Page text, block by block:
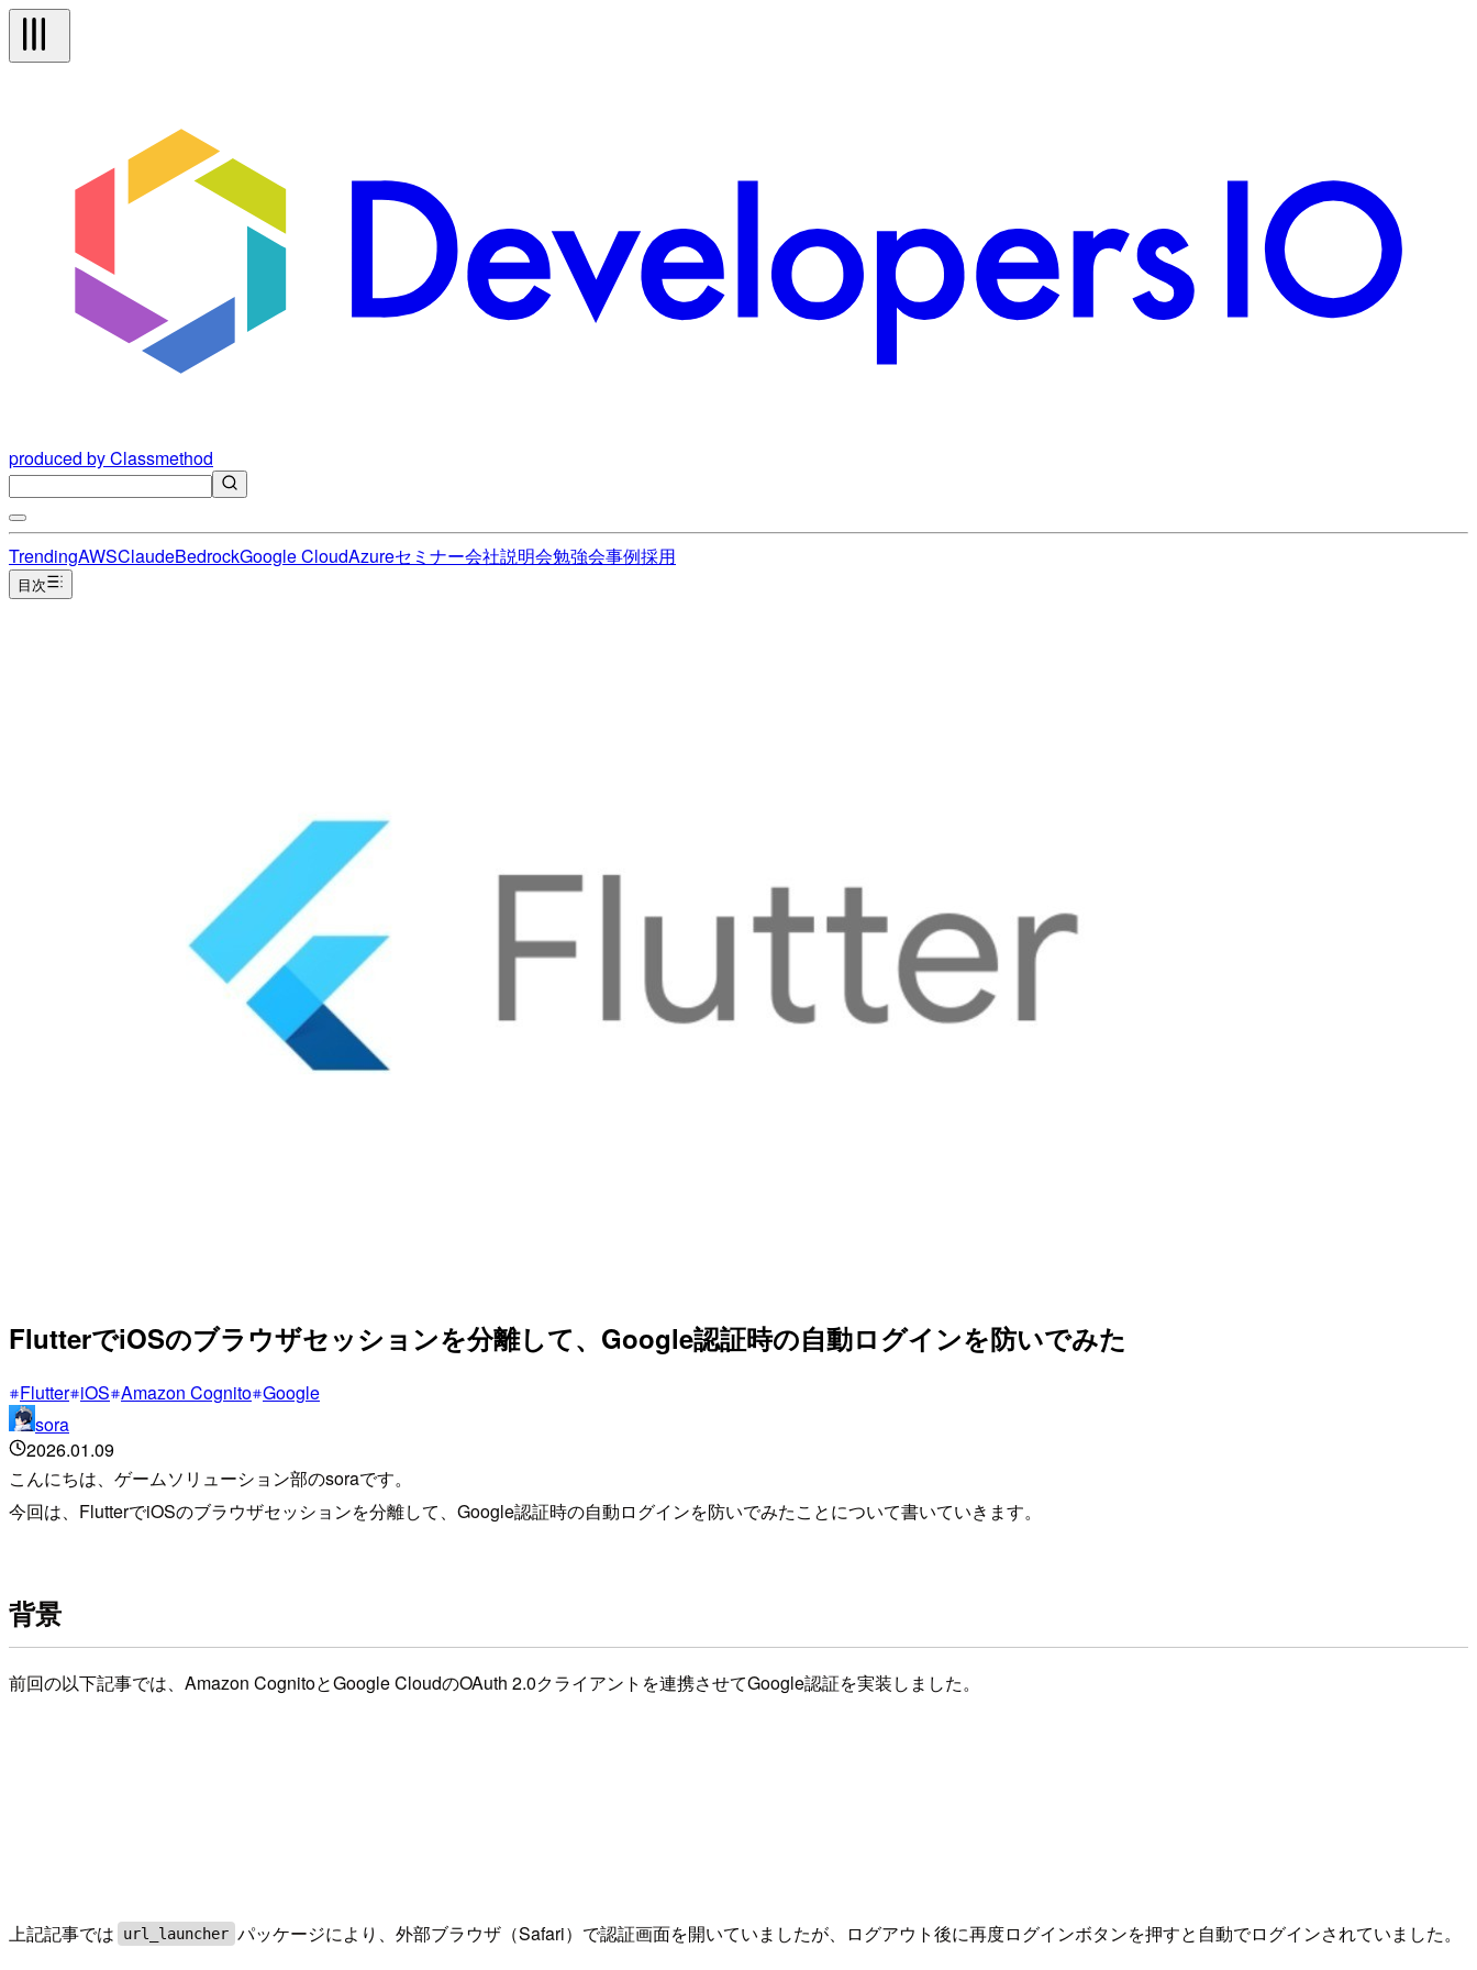
produced by Classmethod
TrendingAWSClaudeBedrockGoogle CloudAzureセミナー会社説明会勉強会事例採用
目次
FlutterでiOSのブラウザセッションを分離して、Google認証時の自動ログインを防いでみた
Flutter iOS Amazon Cognito Google
sora
2026.01.09
こんにちは、ゲームソリューション部のsoraです。
今回は、FlutterでiOSのブラウザセッションを分離して、Google認証時の自動ログインを防いでみたことについて書いていきます。
背景
前回の以下記事では、Amazon CognitoとGoogle CloudのOAuth 2.0クライアントを連携させてGoogle認証を実装しました。
上記記事では url_launcher パッケージにより、外部ブラウザ（Safari）で認証画面を開いていましたが、ログアウト後に再度ログインボタンを押すと自動でログインされていました。